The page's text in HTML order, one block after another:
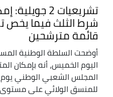
تشريعيات 2
شرط الثلث فيما يخص
قائمة مترشحين
أوضحت السلطة الوطنية
اليوم الخميس، أنه بإمكان
للمنسق الولائي على مستوى